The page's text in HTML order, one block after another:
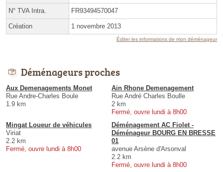
N° TVA Intra. FR93494570047
Création 1 novembre 2013
Éditer les informations de mon déménageur
Déménageurs proches
Aux Demenagements Monet
Rue Andre-Charles Boule
1.9 km
Ain Rhone Demenagement
Rue André Charles Boulle
2 km
Fermé, ouvre lundi à 8h00
Mingat Loueur de véhicules
Viriat
2.2 km
Fermé, ouvre lundi à 8h00
Déménagement AC Fiolet -
Déménageur BOURG EN BRESSE
01
avenue Arsène d'Arsonval
2.2 km
Fermé, ouvre lundi à 8h00